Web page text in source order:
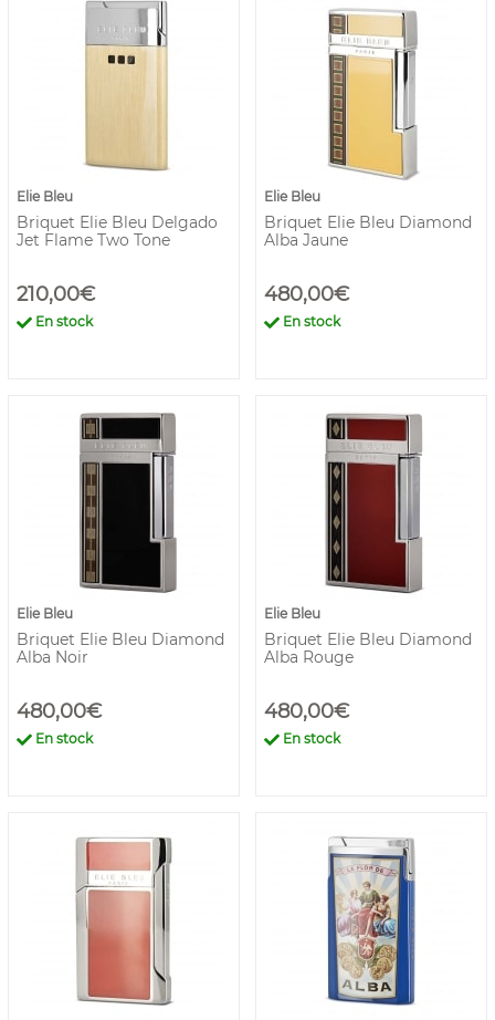
Elie Bleu
Briquet Elie Bleu Delgado
Jet Flame Two Tone
210,00€
En stock
Elie Bleu
Briquet Elie Bleu Diamond
Alba Jaune
480,00€
En stock
Elie Bleu
Briquet Elie Bleu Diamond
Alba Noir
480,00€
En stock
Elie Bleu
Briquet Elie Bleu Diamond
Alba Rouge
480,00€
En stock